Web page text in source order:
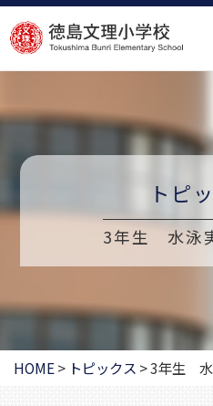
コ
ン
ン
ッ
トピ
3年生 水泳
HOME> トピックス >3年生